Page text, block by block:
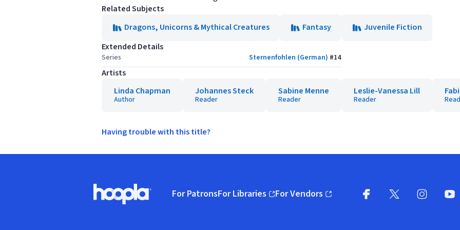
Related Subjects
Dragons, Unicorns & Mythical Creatures
Fantasy
Juvenile Fiction
Extended Details
Series Sternenfohlen (German) #14
Artists
Linda Chapman
Author
Johannes Steck
Reader
Sabine Menne
Reader
Leslie-Vanessa Lill
Reader
Having trouble with this title?
Hoopla logo, Go to homepage
For PatronsFor Libraries
(opens in new window)
For Vendors
(opens in new window)